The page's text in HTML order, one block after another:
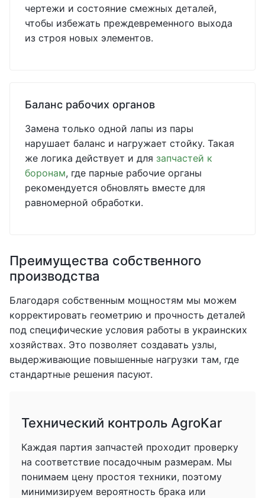
чертежи и состояние смежных деталей,
чтобы избежать преждевременного выхода
из строя новых элементов.
Баланс рабочих органов
Замена только одной лапы из пары
нарушает баланс и нагружает стойку. Такая
же логика действует и для запчастей к
боронам, где парные рабочие органы
рекомендуется обновлять вместе для
равномерной обработки.
Преимущества собственного
производства
Благодаря собственным мощностям мы можем
корректировать геометрию и прочность деталей
под специфические условия работы в украинских
хозяйствах. Это позволяет создавать узлы,
выдерживающие повышенные нагрузки там, где
стандартные решения пасуют.
Технический контроль AgroKar
Каждая партия запчастей проходит проверку
на соответствие посадочным размерам. Мы
понимаем цену простоя техники, поэтому
минимизируем вероятность брака или